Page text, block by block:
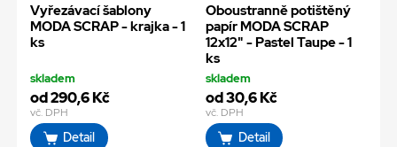
Vyřezávací šablony
MODA SCRAP - krajka - 1
ks
skladem
od 290,6 Kč
vč. DPH
Detail
Oboustranně potištěný
papír MODA SCRAP
12x12" - Pastel Taupe - 1
ks
skladem
od 30,6 Kč
vč. DPH
Detail